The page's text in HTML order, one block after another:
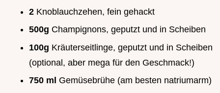
2 Knoblauchzehen, fein gehackt
500g Champignons, geputzt und in Scheiben
100g Kräuterseitlinge, geputzt und in Scheiben
(optional, aber mega für den Geschmack!)
750 ml Gemüsebrühe (am besten natriumarm)